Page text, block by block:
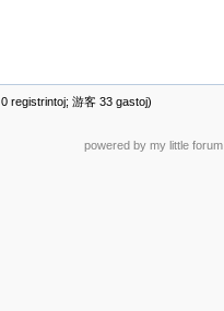
registrintoj; 游客 33 gastoj)
powered by my little forum